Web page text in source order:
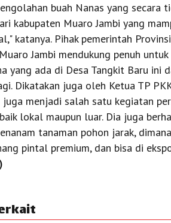
buah Nanas yang secara
kabupaten Muaro Jambi yang
katanya. Pihak pemerintah
Jambi mendukung penuh
yang ada di Desa Tangkit Baru ini
Dikatakan juga oleh Ketua TP
menjadi salah satu kegiatan
lokal maupun luar. Dia juga
tanaman pohon jarak,
pintal premium, dan bisa di